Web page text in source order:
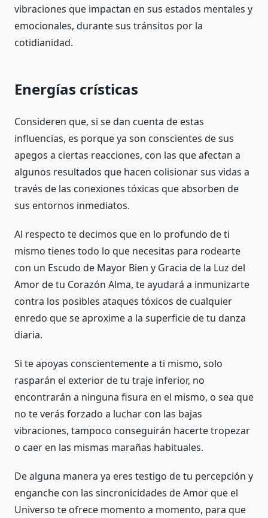
vibraciones que impactan en sus estados mentales y
emocionales, durante sus tránsitos por la
cotidianidad.
Energías crísticas
Consideren que, si se dan cuenta de estas
influencias, es porque ya son conscientes de sus
apegos a ciertas reacciones, con las que afectan a
algunos resultados que hacen colisionar sus vidas a
través de las conexiones tóxicas que absorben de
sus entornos inmediatos.
Al respecto te decimos que en lo profundo de ti
mismo tienes todo lo que necesitas para rodearte
con un Escudo de Mayor Bien y Gracia de la Luz del
Amor de tu Corazón Alma, te ayudará a inmunizarte
contra los posibles ataques tóxicos de cualquier
enredo que se aproxime a la superficie de tu danza
diaria.
Si te apoyas conscientemente a ti mismo, solo
rasparán el exterior de tu traje inferior, no
encontrarán a ninguna fisura en el mismo, o sea que
no te verás forzado a luchar con las bajas
vibraciones, tampoco conseguirán hacerte tropezar
o caer en las mismas marañas habituales.
De alguna manera ya eres testigo de tu percepción y
enganche con las sincronicidades de Amor que el
Universo te ofrece momento a momento, para que